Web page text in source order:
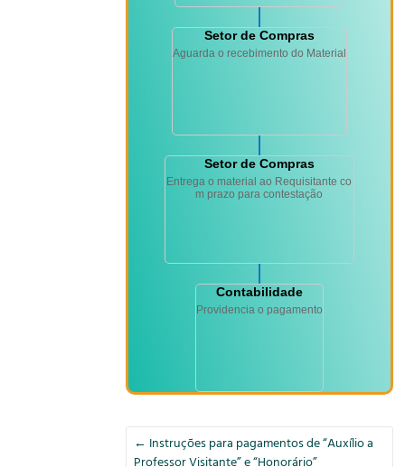
Setor de Compras
Aguarda o recebimento do Material
Setor de Compras
Entrega o material ao Requisitante co
m prazo para contestação
Contabilidade
Providencia o pagamento
← Instruções para pagamentos de “Auxílio a